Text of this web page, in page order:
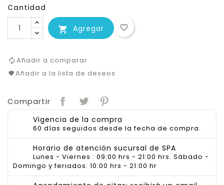
Cantidad
 Agregar favorite_border
Añadir a comparar
Añadir a la lista de deseos
Compartir
Vigencia de la compra
60 días seguidos desde la fecha de compra.
Horario de atención sucursal de SPA
Lunes - Viernes : 09:00 hrs - 21:00 hrs. Sábado -
Domingo y feriados: 10:00 hrs - 21:00 hr